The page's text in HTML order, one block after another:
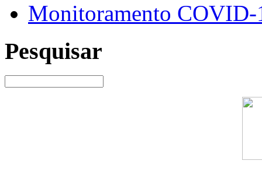
Monitoramento COVID-
Pesquisar